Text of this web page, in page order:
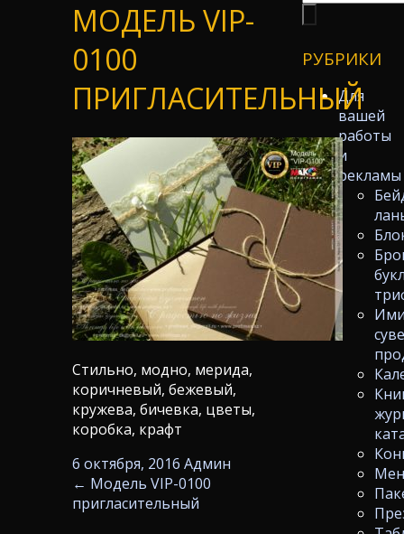
РУБРИКИ
Для
вашей
работы
и
рекламы
МОДЕЛЬ VIP-
0100
ПРИГЛАСИТЕЛЬНЫЙ
Стильно, модно, мерида,
коричневый, бежевый,
кружева, бичевка, цветы,
коробка, крафт
6 октября, 2016 Админ
← Модель VIP-0100
пригласительный